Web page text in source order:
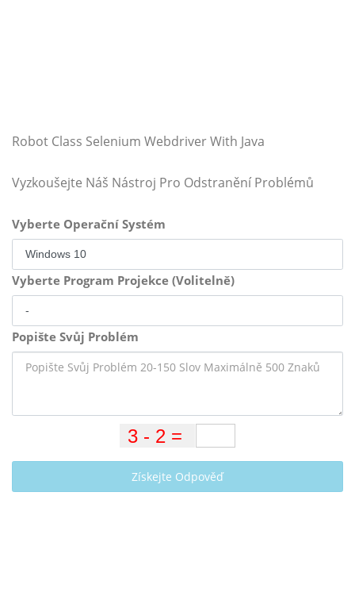
Robot Class Selenium Webdriver With Java
Vyzkoušejte Náš Nástroj Pro Odstranění Problémů
Vyberte Operační Systém
Vyberte Program Projekce (Volitelně)
Popište Svůj Problém
Získejte Odpověď